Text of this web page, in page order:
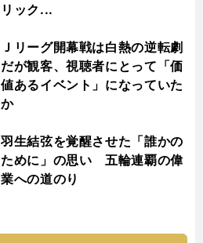
リック...
Ｊリーグ開幕戦は白熱の逆転劇
だが観客、視聴者にとって「価
値あるイベント」になっていた
か
羽生結弦を覚醒させた「誰かの
ために」の思い 五輪連覇の偉
業への道のり